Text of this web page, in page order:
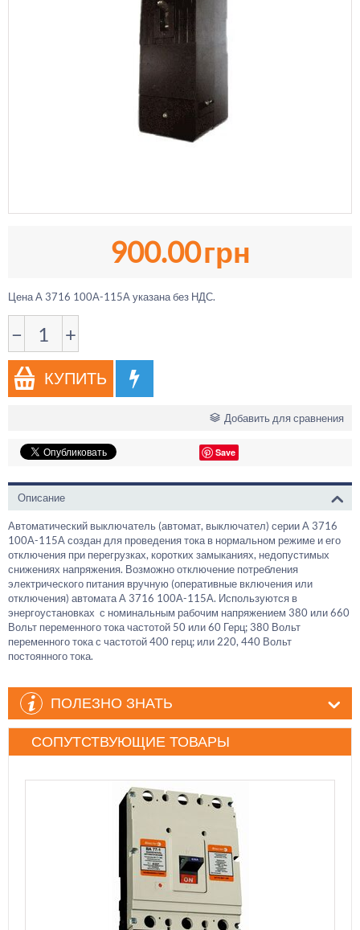
900.00грн
Цена А 3716 100А-115А указана без НДС.
− +
КУПИТЬ
Добавить для сравнения
Save
Описание
Автоматический выключатель (автомат, выключател) серии А 3716
100А-115А создан для проведения тока в нормальном режиме и его
отключения при перегрузках, коротких замыканиях, недопустимых
снижениях напряжения. Возможно отключение потребления
электрического питания вручную (оперативные включения или
отключения) автоматаА 3716 100А-115А. Используются в
энергоустановках с номинальным рабочим напряжением 380 или 660
Вольт переменного тока частотой 50 или 60 Герц; 380 Вольт
переменного тока с частотой 400 герц; или 220, 440 Вольт
постоянного тока.
ПОЛЕЗНО ЗНАТЬ
СОПУТСТВУЮЩИЕ ТОВАРЫ